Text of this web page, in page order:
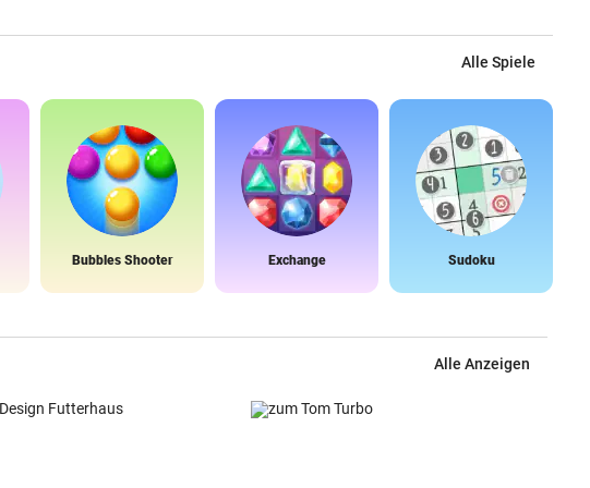
Alle Spiele
Bubbles Shooter Exchange Sudoku
Alle Anzeigen